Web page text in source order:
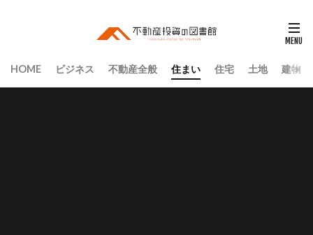
HOME ビジネス 不動産全般 住まい 住宅 土地 建物